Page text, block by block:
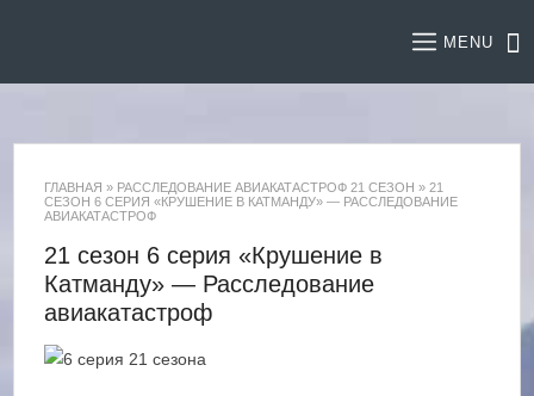
MENU
ГЛАВНАЯ » РАССЛЕДОВАНИЕ АВИАКАТАСТРОФ 21 СЕЗОН »21
СЕЗОН 6 СЕРИЯ «КРУШЕНИЕ В КАТМАНДУ» — РАССЛЕДОВАНИЕ
АВИАКАТАСТРОФ
21 сезон 6 серия «Крушение в
Катманду» — Расследование
авиакатастроф